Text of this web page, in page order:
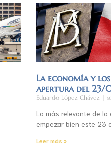
La economía y
apertura del 23/
Eduardo López Chávez
Lo más relevante de
empezar bien este 23
Leer más »